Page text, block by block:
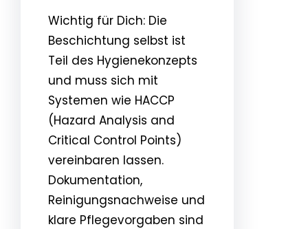
Wichtig für Dich: Die
Beschichtung selbst ist
Teil des Hygienekonzepts
und muss sich mit
Systemen wie HACCP
(Hazard Analysis and
Critical Control Points)
vereinbaren lassen.
Dokumentation,
Reinigungsnachweise und
klare Pflegevorgaben sind